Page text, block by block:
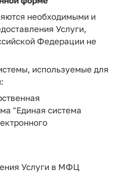
необходимыми и
Услуги,
Федерации не
используемые для
"Единая система
Услуги в МФЦ